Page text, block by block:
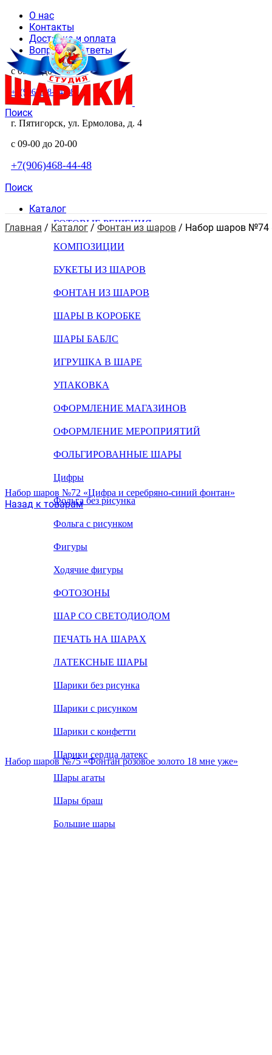
О нас
Контакты
Доставка и оплата
Вопросы и ответы
с 09-00 до 20-00
+7(906)468-44-48
Поиск
г. Пятигорск, ул. Ермолова, д. 4
с 09-00 до 20-00
+7(906)468-44-48
Поиск
Каталог
ГОТОВЫЕ РЕШЕНИЯ
КОМПОЗИЦИИ
БУКЕТЫ ИЗ ШАРОВ
ФОНТАН ИЗ ШАРОВ
ШАРЫ В КОРОБКЕ
ШАРЫ БАБЛС
ИГРУШКА В ШАРЕ
УПАКОВКА
ОФОРМЛЕНИЕ МАГАЗИНОВ
ОФОРМЛЕНИЕ МЕРОПРИЯТИЙ
ФОЛЬГИРОВАННЫЕ ШАРЫ
Цифры
Фольга без рисунка
Фольга с рисунком
Фигуры
Ходячие фигуры
ФОТОЗОНЫ
ШАР СО СВЕТОДИОДОМ
ПЕЧАТЬ НА ШАРАХ
ЛАТЕКСНЫЕ ШАРЫ
Шарики без рисунка
Шарики с рисунком
Шарики с конфетти
Шарики сердца латекс
Шары агаты
Шары браш
Большие шары
Главная / Каталог / Фонтан из шаров / Набор шаров №74
Набор шаров №72 «Цифра и серебряно-синий фонтан»
Назад к товарам
Набор шаров №75 «Фонтан розовое золото 18 мне уже»